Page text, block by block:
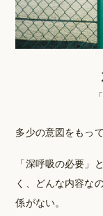
多少の意図をもっ
「深呼吸の必要」
く、どんな内容な
係がない。